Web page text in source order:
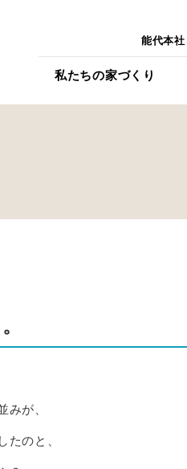
私たちの家づくり
コンセプト
能代本社
みが、
たのと、